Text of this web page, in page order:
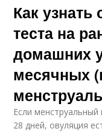
Как узнать
теста на
домашних
месячных
Если менструальный
28 дней, овуляция